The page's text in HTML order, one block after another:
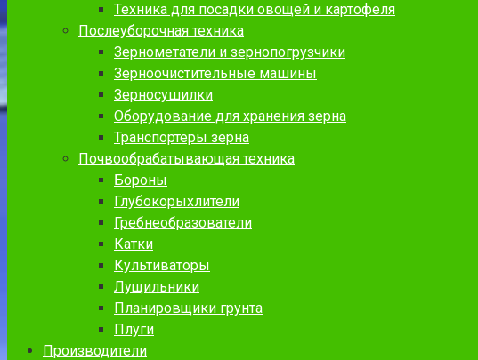
Техника для посадки овощей и картофеля
Послеуборочная техника
Зернометатели и зернопогрузчики
Зерноочистительные машины
Зерносушилки
Оборудование для хранения зерна
Транспортеры зерна
Почвообрабатывающая техника
Бороны
Глубокорыхлители
Гребнеобразователи
Катки
Культиваторы
Лущильники
Планировщики грунта
Плуги
Производители